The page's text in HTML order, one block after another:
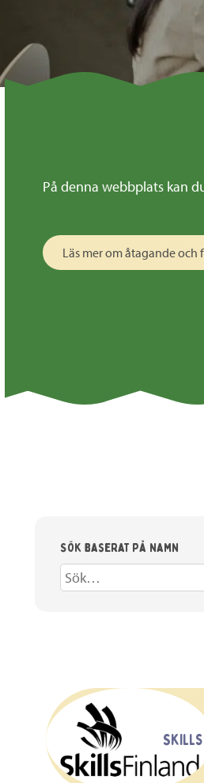
På denna webbplats kan
Läs mer om åtagande
Sök baserat på namn